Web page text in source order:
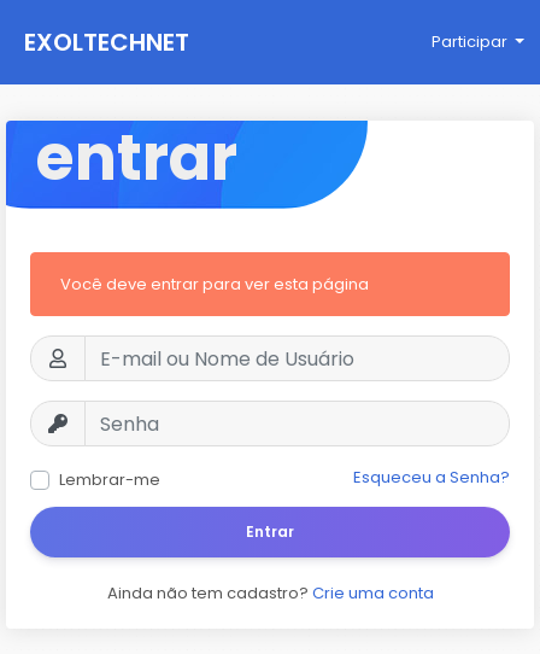
EXOLTECHNET Participar
entrar
Você deve entrar para ver esta página
Lembrar-me Esqueceu a Senha?
Entrar
Ainda não tem cadastro? Crie uma conta